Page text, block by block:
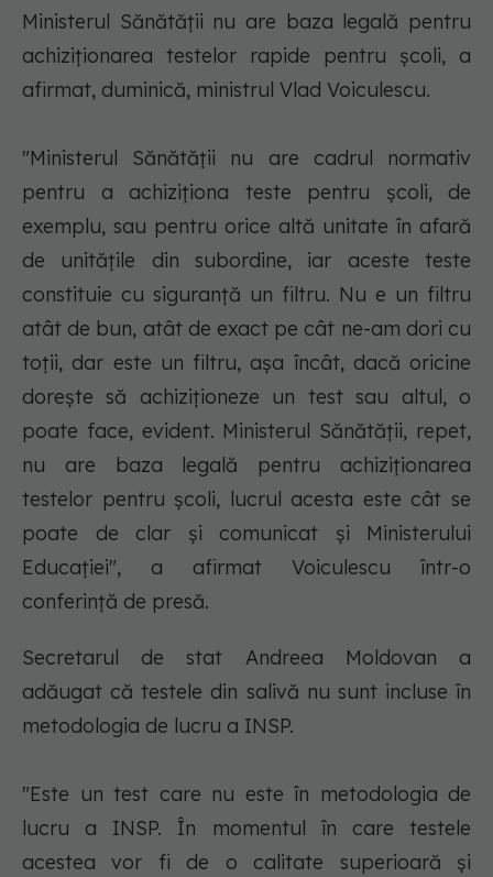
Ministerul Sănătăţii nu are baza legală pentru
achiziţionarea testelor rapide pentru şcoli, a
afirmat, duminică, ministrul Vlad Voiculescu.
"Ministerul Sănătăţii nu are cadrul normativ
pentru a achiziţiona teste pentru şcoli, de
exemplu, sau pentru orice altă unitate în afară
de unităţile din subordine, iar aceste teste
constituie cu siguranţă un filtru. Nu e un filtru
atât de bun, atât de exact pe cât ne-am dori cu
toţii, dar este un filtru, aşa încât, dacă oricine
doreşte să achiziţioneze un test sau altul, o
poate face, evident. Ministerul Sănătăţii, repet,
nu are baza legală pentru achiziţionarea
testelor pentru şcoli, lucrul acesta este cât se
poate de clar şi comunicat şi Ministerului
Educaţiei", a afirmat Voiculescu într-o
conferinţă de presă.
Secretarul de stat Andreea Moldovan a
adăugat că testele din salivă nu sunt incluse în
metodologia de lucru a INSP.
"Este un test care nu este în metodologia de
lucru a INSP. În momentul în care testele
acestea vor fi de o calitate superioară şi